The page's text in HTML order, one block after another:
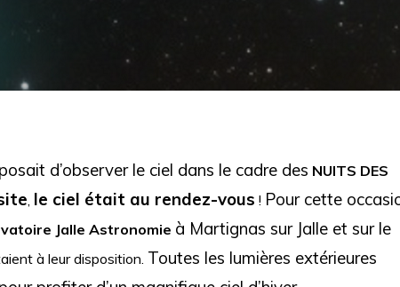
d’observer le ciel dans le cadre des NUITS DES
le ciel était au rendez-vous ! Pour cette
Jalle Astronomie à Martignas sur Jalle et sur le
à leur disposition. Toutes les lumières extérieures